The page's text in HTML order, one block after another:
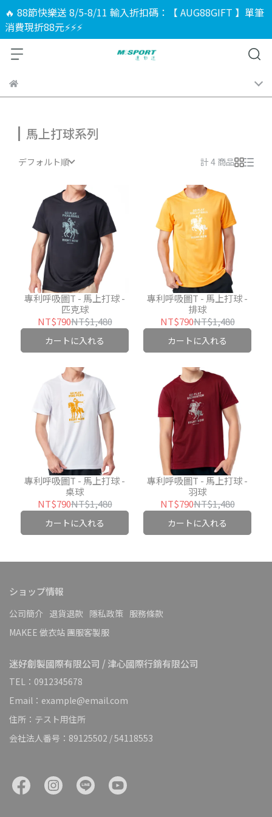
🔥 88節快樂送 8/5-8/11 輸入折扣碼：【 AUG88GIFT 】單筆
消費現折88元⚡⚡⚡
馬上打球系列
デフォルト順 計 4 商品
專利呼吸圖T - 馬上打球 -
匹克球
NT$790NT$1,480
カートに入れる
專利呼吸圖T - 馬上打球 -
排球
NT$790NT$1,480
カートに入れる
專利呼吸圖T - 馬上打球 -
桌球
NT$790NT$1,480
カートに入れる
專利呼吸圖T - 馬上打球 -
羽球
NT$790NT$1,480
カートに入れる
ショップ情報
公司簡介 退貨退款 隱私政策 服務條款
MAKEE 做衣站 團服客製服
迷好創製國際有限公司 / 津心國際行銷有限公司
TEL：0912345678
Email：example@email.com
住所：テスト用住所
会社法人番号：89125502 / 54118553